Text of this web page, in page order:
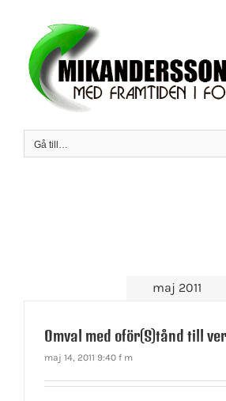
innehållet
Gå till…
maj 2011
Omval med oför(S)tånd till
maj 14, 2011 9:40 f m